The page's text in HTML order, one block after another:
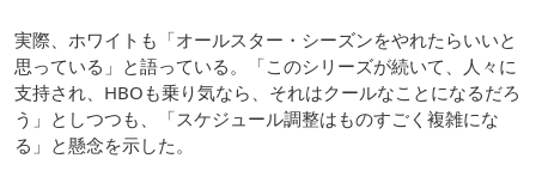
実際、ホワイトも「オールスター・シーズンをやれたらいいと
思っている」と語っている。「このシリーズが続いて、人々に
支持され、HBOも乗り気なら、それはクールなことになるだろ
う」としつつも、「スケジュール調整はものすごく複雑にな
る」と懸念を示した。